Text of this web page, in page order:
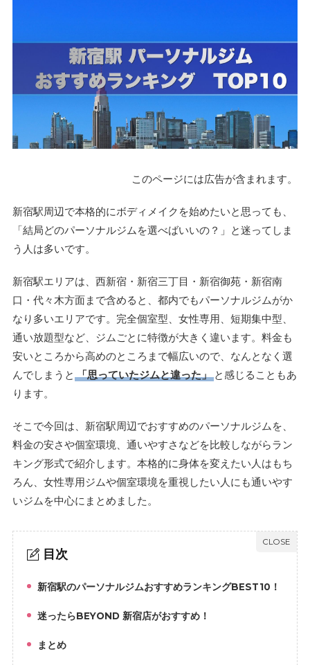
このページには広告が含まれます。
新宿駅周辺で本格的にボディメイクを始めたいと思っても、
「結局どのパーソナルジムを選べばいいの？」と迷ってしま
う人は多いです。
新宿駅エリアは、西新宿・新宿三丁目・新宿御苑・新宿南
口・代々木方面まで含めると、都内でもパーソナルジムがか
なり多いエリアです。完全個室型、女性専用、短期集中型、
通い放題型など、ジムごとに特徴が大きく違います。料金も
安いところから高めのところまで幅広いので、なんとなく選
んでしまうと 「思っていたジムと違った」と感じることもあ
ります。
そこで今回は、新宿駅周辺でおすすめのパーソナルジムを、
料金の安さや個室環境、通いやすさなどを比較しながらラン
キング形式で紹介します。本格的に身体を変えたい人はもち
ろん、女性専用ジムや個室環境を重視したい人にも通いやす
いジムを中心にまとめました。
目次
1.
新宿駅のパーソナルジムおすすめランキングBEST10！
2.
迷ったらBEYOND 新宿店がおすすめ！
3.
まとめ